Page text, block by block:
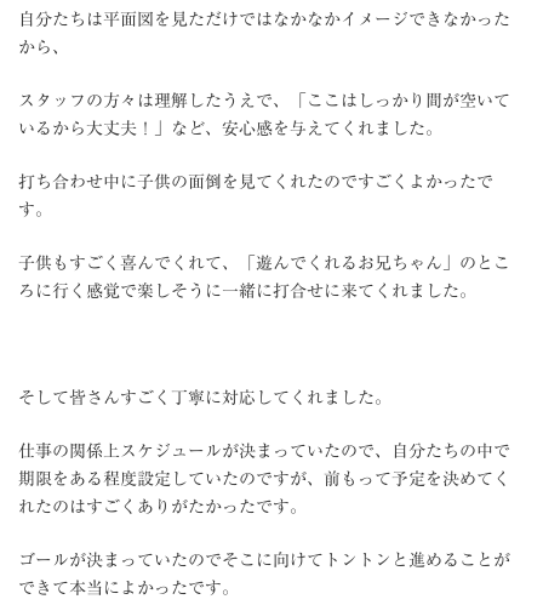
自分たちは平面図を見ただけではなかなかイメージできなかった
から、
スタッフの方々は理解したうえで、「ここはしっかり間が空いて
いるから大丈夫！」など、安心感を与えてくれました。
打ち合わせ中に子供の面倒を見てくれたのですごくよかったで
す。
子供もすごく喜んでくれて、「遊んでくれるお兄ちゃん」のとこ
ろに行く感覚で楽しそうに一緒に打合せに来てくれました。
そして皆さんすごく丁寧に対応してくれました。
仕事の関係上スケジュールが決まっていたので、自分たちの中で
期限をある程度設定していたのですが、前もって予定を決めてく
れたのはすごくありがたかったです。
ゴールが決まっていたのでそこに向けてトントンと進めることが
できて本当によかったです。